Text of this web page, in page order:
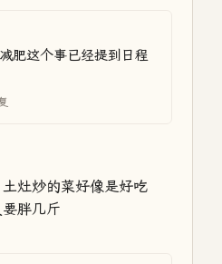
减肥这个事已经提到日程
灶炒的菜好像是好吃
胖几斤